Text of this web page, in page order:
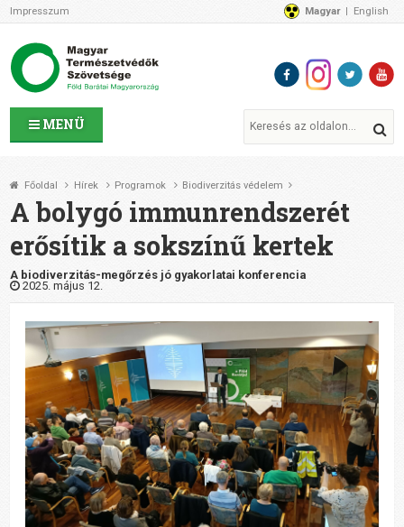
MENÜ
Impresszum Magyar English
Az MTVSZ-ről
Programok
MTVSZ ügyek és események
Tagszervezetek
Támogatóink
CSATLAKOZZ hozzánk!
Elérhetőségeink
1%
Segítsd a munkánkat!
Adományozz!
Támogatás
Főoldal Hírek Programok Biodiverzitás védelem
A bolygó immunrendszerét
erősítik a sokszínű kertek
A biodiverzitás-megőrzés jó gyakorlatai konferencia
2025. május 12.